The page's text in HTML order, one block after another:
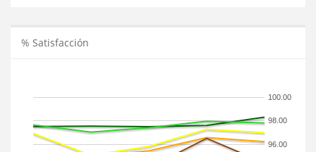
% Satisfacción
96.00
98.00
100.00